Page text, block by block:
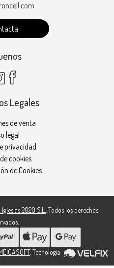
Legales
de venta
legal
privacidad
cookies
de Cookies
2020 S.L.. Todos los derechos
. Tecnología